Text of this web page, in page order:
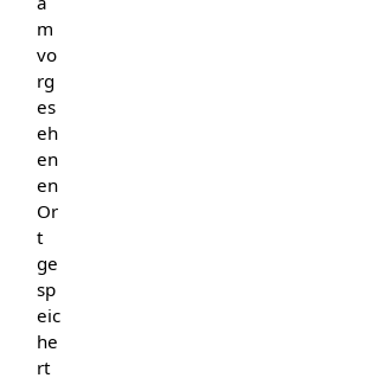
m
vo
rg
es
eh
en
en
Or
t
ge
sp
eic
he
rt